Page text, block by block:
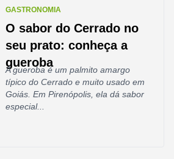
GASTRONOMIA
O sabor do Cerrado no
seu prato: conheça a
gueroba
A gueroba é um palmito amargo
típico do Cerrado e muito usado em
Goiás. Em Pirenópolis, ela dá sabor
especial...